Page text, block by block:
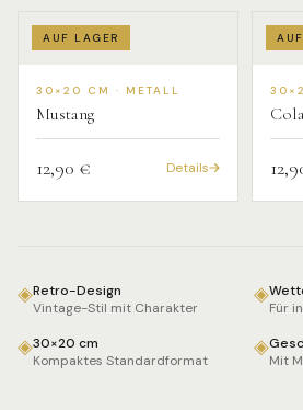
AUF LAGER
30×20 CM · METALL
Mustang
12,90 € Details
◈Retro-Design
Vintage-Stil mit Charakter
◈
Für
◈30×20 cm
Kompaktes Standardformat
◈
Mit